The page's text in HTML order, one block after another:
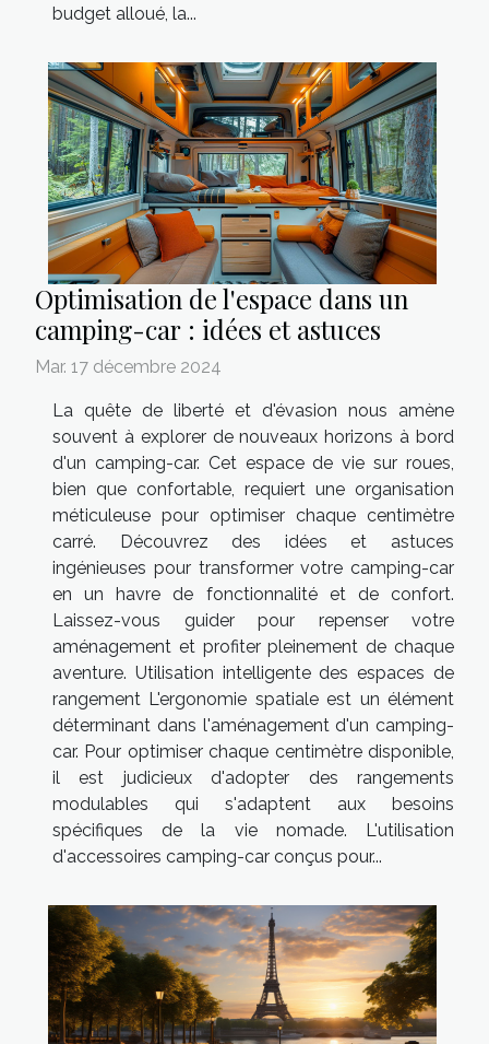
budget alloué, la...
Optimisation de l'espace dans un
camping-car : idées et astuces
Mar. 17 décembre 2024
La quête de liberté et d'évasion nous amène
souvent à explorer de nouveaux horizons à bord
d'un camping-car. Cet espace de vie sur roues,
bien que confortable, requiert une organisation
méticuleuse pour optimiser chaque centimètre
carré. Découvrez des idées et astuces
ingénieuses pour transformer votre camping-car
en un havre de fonctionnalité et de confort.
Laissez-vous guider pour repenser votre
aménagement et profiter pleinement de chaque
aventure. Utilisation intelligente des espaces de
rangement L'ergonomie spatiale est un élément
déterminant dans l'aménagement d'un camping-
car. Pour optimiser chaque centimètre disponible,
il est judicieux d'adopter des rangements
modulables qui s'adaptent aux besoins
spécifiques de la vie nomade. L'utilisation
d'accessoires camping-car conçus pour...